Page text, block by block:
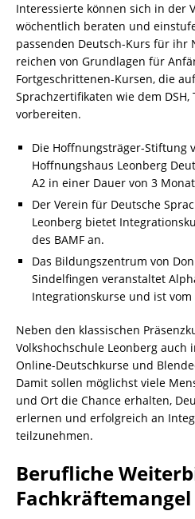
Interessierte können sich in der
wöchentlich beraten und
passenden Deutsch-Kurs für ihr
reichen von Grundlagen für
Fortgeschrittenen-Kursen, die
Sprachzertifikaten wie dem DSH,
vorbereiten.
Die Hoffnungsträger-Stiftung
Hoffnungshaus Leonberg
A2 in einer Dauer von 3
Der Verein für Deutsche
Leonberg bietet
des BAMF an.
Das Bildungszentrum von
Sindelfingen veranstaltet
Integrationskurse und ist vom
Neben den klassischen
Volkshochschule Leonberg
Online-Deutschkurse und
Damit sollen möglichst viele
und Ort die Chance erhalten,
erlernen und erfolgreich an
teilzunehmen.
Berufliche
Fachkräftemangel